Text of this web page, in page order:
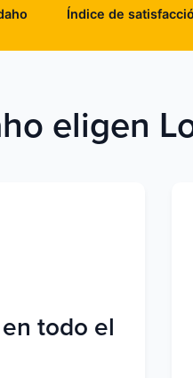
Índice de
eligen
todo el